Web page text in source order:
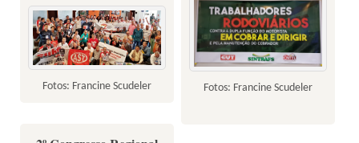
Fotos: Francine Scudeler Fotos: Francine Scudeler